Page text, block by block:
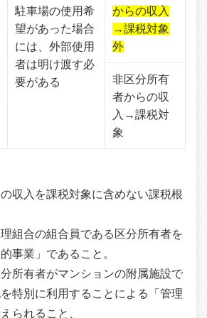
駐車場の使用希
望があった場合
には、外部使用
者は明け渡す必
要がある
からの収入
→課税対象
外
非区分所有
者からの収
入→課税対
象
の収入を課税対象に含めない課税根
合の組合員である区分所有者を
事業」であること。
有者がマンションの附属施設で
特別に利用することによる「管理
られること、